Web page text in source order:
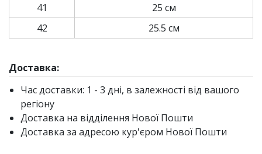
41
25 см
42
25.5 см
Доставка:
Час доставки: 1 - 3 дні, в залежності від вашого
регіону
Доставка на відділення Нової Пошти
Доставка за адресою кур'єром Нової Пошти